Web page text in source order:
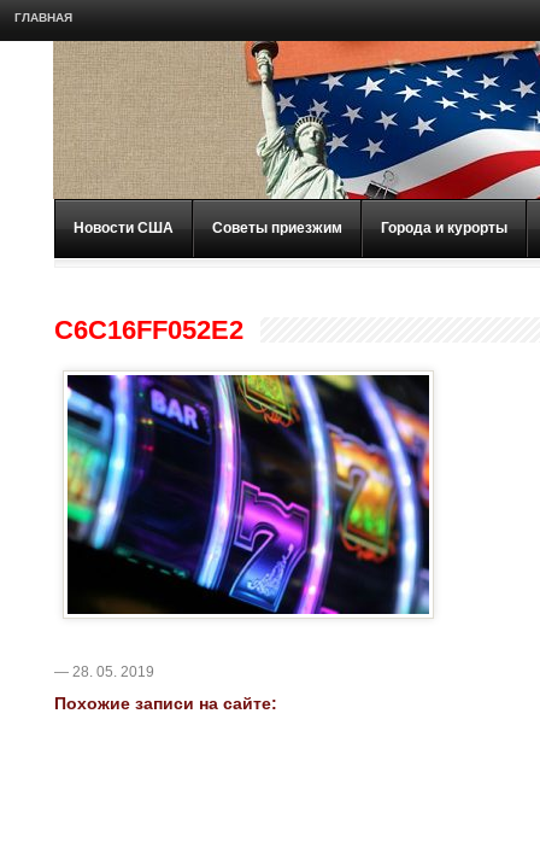
ГЛАВНАЯ
Новости США Советы приезжим Города и курорты
C6C16FF052E2
— 28. 05. 2019
Похожие записи на сайте: